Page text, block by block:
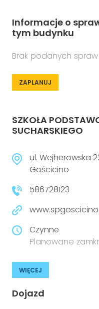
Informacje o
tym budynku
Brak podanych spraw
ZAPLANUJ
SZKOŁA
SUCHARSKIEGO
ul. Wejherowska
Gościcino
586728123
Czynne
Planowane
WIĘCEJ
Dojazd